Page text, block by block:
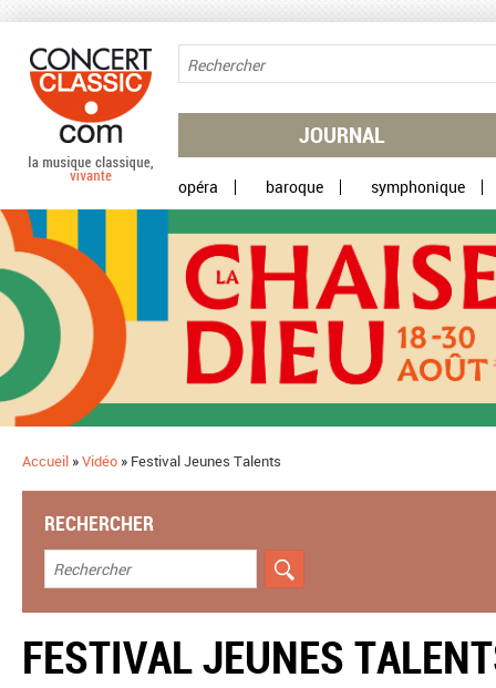
JOURNAL
opéra baroque symphonique
Accueil »Vidéo » Festival Jeunes Talents
RECHERCHER
FESTIVAL JEUNES